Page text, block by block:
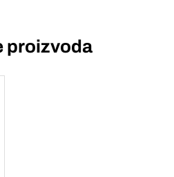
proizvoda